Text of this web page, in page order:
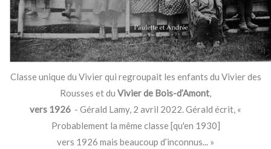
Classe unique du Vivier qui regroupait les enfants du Vivier des
Rousses et du Vivier de Bois-d’Amont,
vers 1926 - Gérald Lamy, 2 avril 2022. Gérald écrit, «
Probablement la même classe [qu'en 1930]
vers 1926 mais beaucoup d’inconnus... »